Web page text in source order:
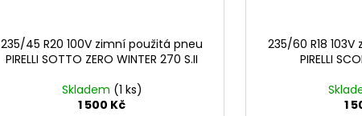
235/45 R20 100V zimní použitá pneu
PIRELLI SOTTO ZERO WINTER 270 S.II
Skladem (1 ks)
1 500 Kč
235/60 R18
PIRELLI
1